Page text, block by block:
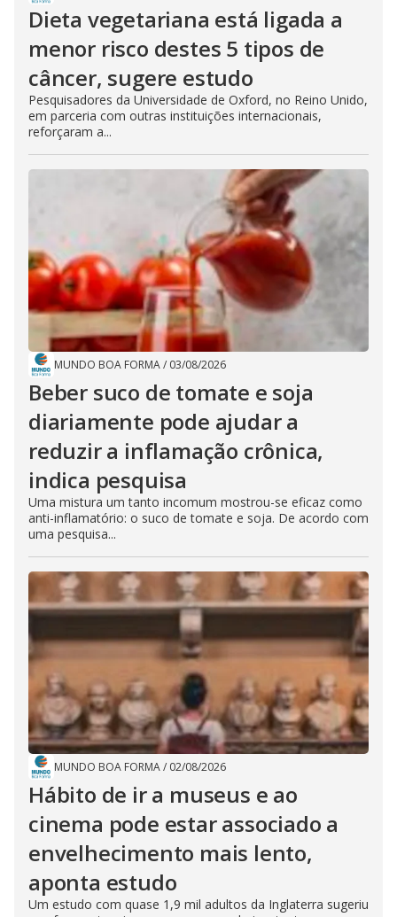
Dieta vegetariana está ligada a
menor risco destes 5 tipos de
câncer, sugere estudo
Pesquisadores da Universidade de Oxford, no Reino Unido,
em parceria com outras instituições internacionais,
reforçaram a...
MUNDO BOA FORMA/ 03/08/2026
Beber suco de tomate e soja
diariamente pode ajudar a
reduzir a inflamação crônica,
indica pesquisa
Uma mistura um tanto incomum mostrou-se eficaz como
anti-inflamatório: o suco de tomate e soja. De acordo com
uma pesquisa...
MUNDO BOA FORMA/ 02/08/2026
Hábito de ir a museus e ao
cinema pode estar associado a
envelhecimento mais lento,
aponta estudo
Um estudo com quase 1,9 mil adultos da Inglaterra sugeriu